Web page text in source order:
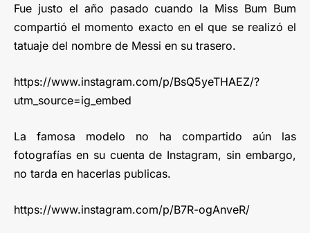
Fue justo el año pasado cuando la Miss Bum Bum
compartió el momento exacto en el que se realizó el
tatuaje del nombre de Messi en su trasero.
https://www.instagram.com/p/BsQ5yeTHAEZ/?
utm_source=ig_embed
La famosa modelo no ha compartido aún las
fotografías en su cuenta de Instagram, sin embargo,
no tarda en hacerlas publicas.
https://www.instagram.com/p/B7R-ogAnveR/